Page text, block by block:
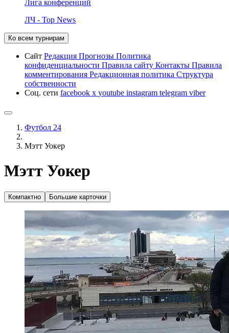
Лига конференций
ЛЧ - Top News
Ко всем турнирам
Сайт Редакция Прогнозы Политика
конфиденциальности Правила сайту Контакты Правила
комментирования Редакционная политика Структура
собственности
Соц. сети facebook x youtube instagram telegram viber
Футбол 24
Мэтт Уокер
Мэтт Уокер
Компактно Большие карточки